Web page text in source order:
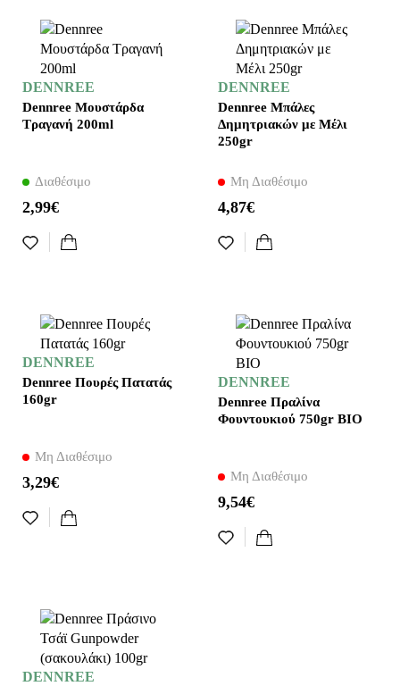
DENNREE
Dennree Μουστάρδα
Τραγανή 200ml
Διαθέσιμο
2,99€
DENNREE
Dennree Μπάλες
Δημητριακών με Μέλι
250gr
Μη Διαθέσιμο
4,87€
DENNREE
Dennree Πουρές Πατατάς
160gr
Μη Διαθέσιμο
3,29€
DENNREE
Dennree Πραλίνα
Φουντουκιού 750gr BIO
Μη Διαθέσιμο
9,54€
DENNREE